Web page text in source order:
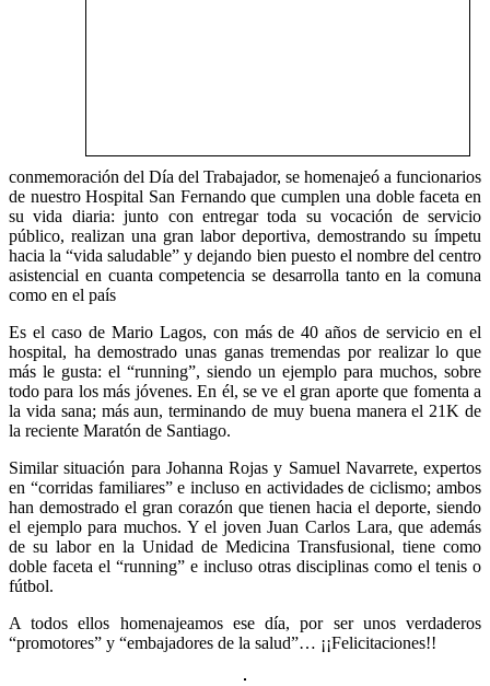
conmemoración del Día del Trabajador, se homenajeó a funcionarios
de nuestro Hospital San Fernando que cumplen una doble faceta en
su vida diaria: junto con entregar toda su vocación de servicio
público, realizan una gran labor deportiva, demostrando su ímpetu
hacia la “vida saludable” y dejando bien puesto el nombre del centro
asistencial en cuanta competencia se desarrolla tanto en la comuna
como en el país
Es el caso de Mario Lagos, con más de 40 años de servicio en el
hospital, ha demostrado unas ganas tremendas por realizar lo que
más le gusta: el “running”, siendo un ejemplo para muchos, sobre
todo para los más jóvenes. En él, se ve el gran aporte que fomenta a
la vida sana; más aun, terminando de muy buena manera el 21K de
la reciente Maratón de Santiago.
Similar situación para Johanna Rojas y Samuel Navarrete, expertos
en “corridas familiares” e incluso en actividades de ciclismo; ambos
han demostrado el gran corazón que tienen hacia el deporte, siendo
el ejemplo para muchos. Y el joven Juan Carlos Lara, que además
de su labor en la Unidad de Medicina Transfusional, tiene como
doble faceta el “running” e incluso otras disciplinas como el tenis o
fútbol.
A todos ellos homenajeamos ese día, por ser unos verdaderos
“promotores” y “embajadores de la salud”… ¡¡Felicitaciones!!